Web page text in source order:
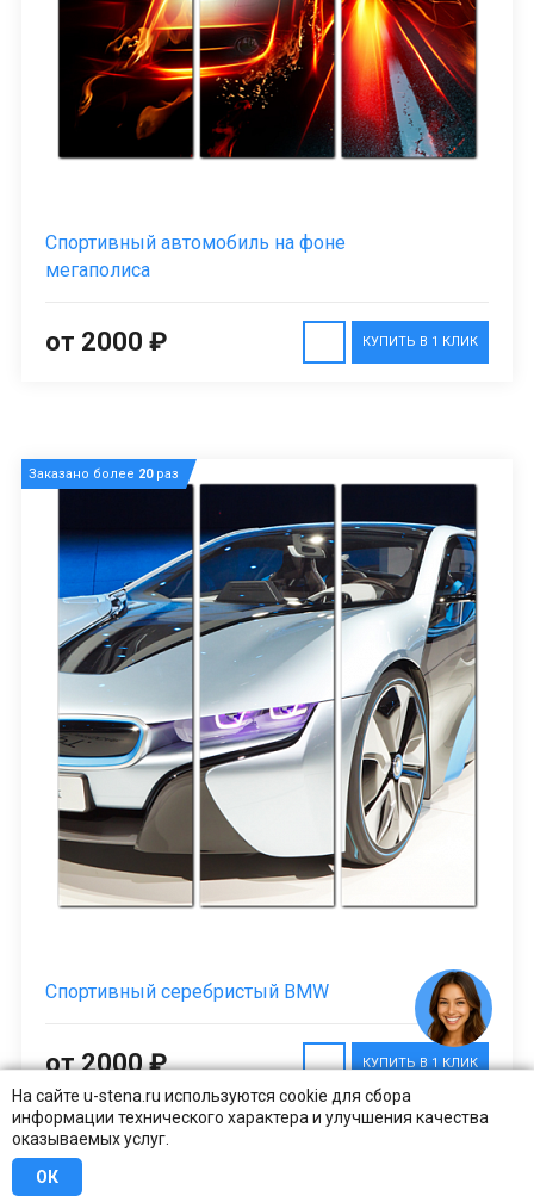
На сайте u-stena.ru используются cookie для сбора
информации технического характера и улучшения качества
оказываемых услуг.
ОК
Спортивный автомобиль на фоне
мегаполиса
КУПИТЬ В 1 КЛИК
от 2000 ₽
Заказано более 20раз
Спортивный серебристый BMW
КУПИТЬ В 1 КЛИК
от 2000 ₽
Заказано более